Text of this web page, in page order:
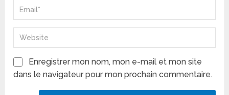
Enregistrer mon nom, mon e-mail et mon site
dans le navigateur pour mon prochain commentaire.